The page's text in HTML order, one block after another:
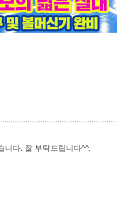
니다. 잘 부탁드립니다^^.